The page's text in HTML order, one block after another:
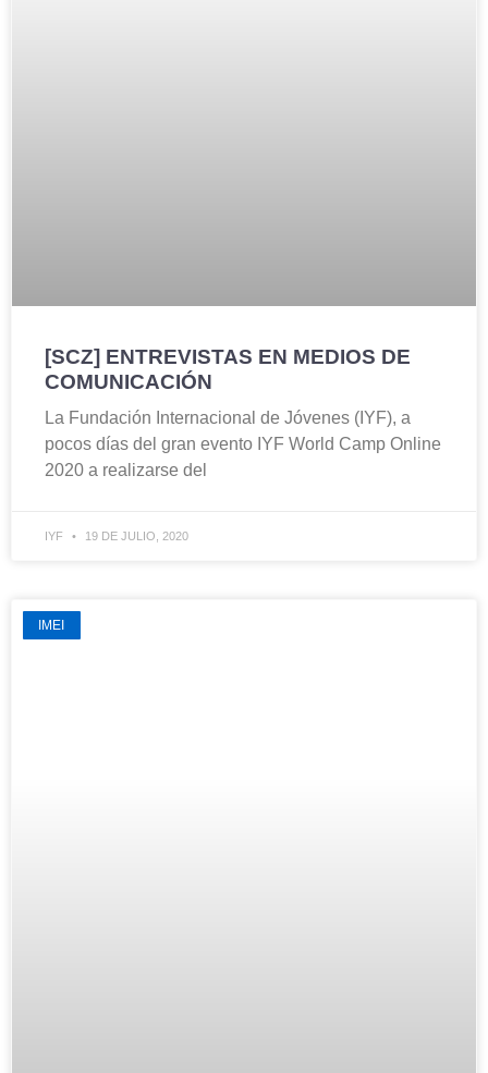
[SCZ] ENTREVISTAS EN MEDIOS DE
COMUNICACIÓN
La Fundación Internacional de Jóvenes (IYF), a
pocos días del gran evento IYF World Camp Online
2020 a realizarse del
IYF 19 DE JULIO, 2020
IMEI